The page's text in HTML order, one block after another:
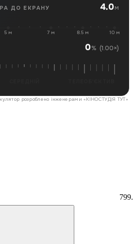
ДО ЕКРАНУ 4.0м
5 м 7 м 8.5 м 10 м
0% (1.00×)
розроблено інженерами «КІНОСТУДІЯ ТУТ»